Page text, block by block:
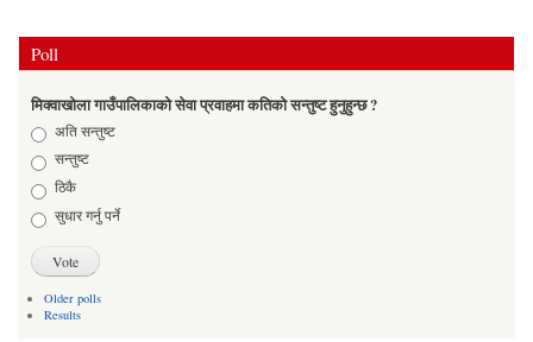
Poll
मिक्वाखोला गाउँपालिकाको सेवा प्रवाहमा कतिको सन्तुष्ट हुनुहुन्छ ?
Choicesअति सन्तुष्ट
सन्तुष्ट
ठिकै
सुधार गर्नु पर्ने
Older polls
Results